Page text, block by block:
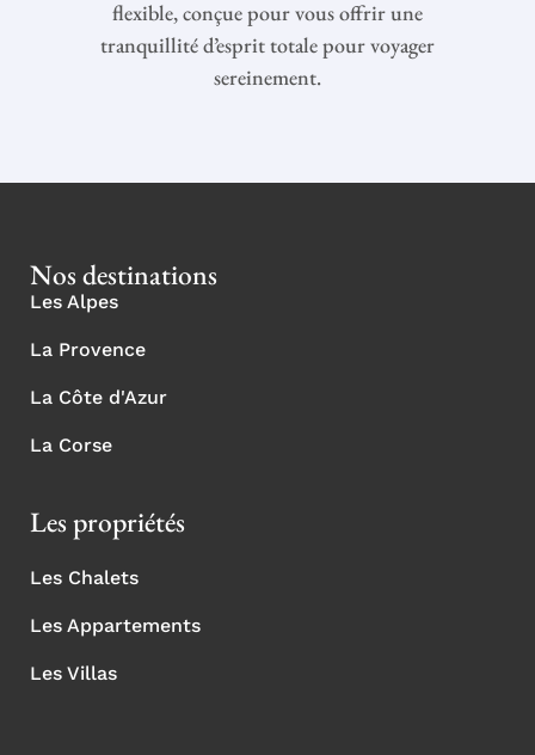
flexible, conçue pour vous offrir une
tranquillité d’esprit totale pour voyager
sereinement.
Nos destinations
Les Alpes
La Provence
La Côte d'Azur
La Corse
Les propriétés
Les Chalets
Les Appartements
Les Villas